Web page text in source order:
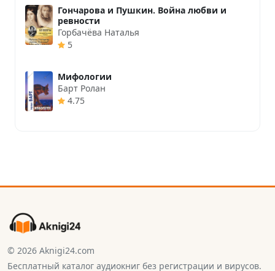
Гончарова и Пушкин. Война любви и
ревности
Горбачёва Наталья
5
Мифологии
Барт Ролан
4.75
© 2026 Aknigi24.com
Бесплатный каталог аудиокниг без регистрации и вирусов.